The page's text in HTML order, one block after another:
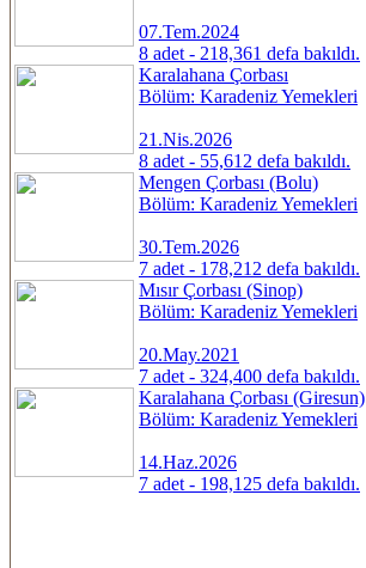
07.Tem.2024
8 adet - 218,361 defa bakıldı.
Karalahana Çorbası
Bölüm: Karadeniz Yemekleri
21.Nis.2026
8 adet - 55,612 defa bakıldı.
Mengen Çorbası (Bolu)
Bölüm: Karadeniz Yemekleri
30.Tem.2026
7 adet - 178,212 defa bakıldı.
Mısır Çorbası (Sinop)
Bölüm: Karadeniz Yemekleri
20.May.2021
7 adet - 324,400 defa bakıldı.
Karalahana Çorbası (Giresun)
Bölüm: Karadeniz Yemekleri
14.Haz.2026
7 adet - 198,125 defa bakıldı.